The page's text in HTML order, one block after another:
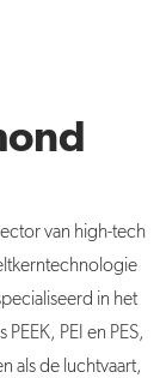
van high-tech
in het
PEI en PES,
als de luchtvaart,